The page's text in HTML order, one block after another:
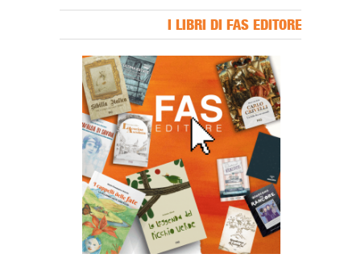
I LIBRI DI FAS EDITORE